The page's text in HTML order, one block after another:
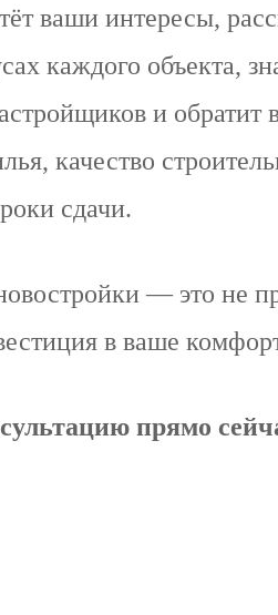
ваши интересы,
каждого объекта,
и обратит
качество
сдачи.
— это не
в ваше
прямо